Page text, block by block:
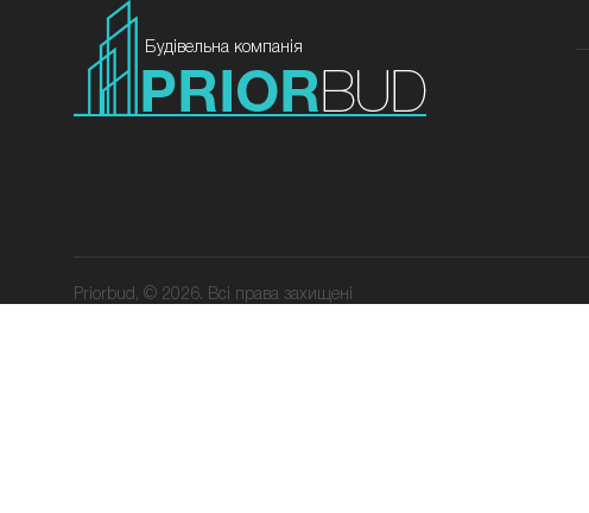
Будівельна компанія
Priorbud, © 2026. Всі права захищені